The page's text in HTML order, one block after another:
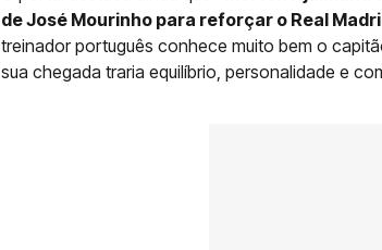
de José Mourinho para reforçar o Real
treinador português conhece muito bem o
sua chegada traria equilíbrio, personalidade e